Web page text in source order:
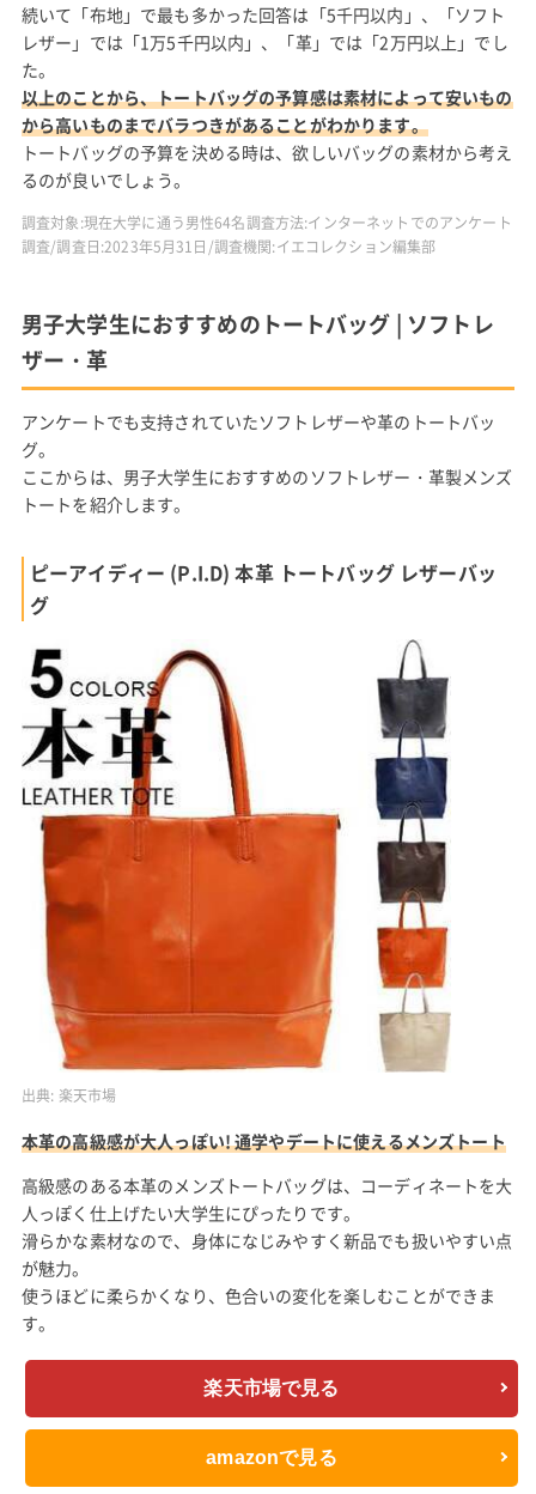
続いて「布地」で最も多かった回答は「5千円以内」、「ソフト
レザー」では「1万5千円以内」、「革」では「2万円以上」でし
た。
以上のことから、トートバッグの予算感は素材によって安いもの
から高いものまでバラつきがあることがわかります。
トートバッグの予算を決める時は、欲しいバッグの素材から考え
るのが良いでしょう。
調査対象:現在大学に通う男性64名調査方法:インターネットでのアンケート
調査/調査日:2023年5月31日/調査機関:イエコレクション編集部
男子大学生におすすめのトートバッグ | ソフトレ
ザー・革
アンケートでも支持されていたソフトレザーや革のトートバッ
グ。
ここからは、男子大学生におすすめのソフトレザー・革製メンズ
トートを紹介します。
ピーアイディー (P.I.D) 本革 トートバッグ レザーバッ
グ
出典: 楽天市場
本革の高級感が大人っぽい! 通学やデートに使えるメンズトート
高級感のある本革のメンズトートバッグは、コーディネートを大
人っぽく仕上げたい大学生にぴったりです。
滑らかな素材なので、身体になじみやすく新品でも扱いやすい点
が魅力。
使うほどに柔らかくなり、色合いの変化を楽しむことができま
す。
楽天市場で見る
amazonで見る